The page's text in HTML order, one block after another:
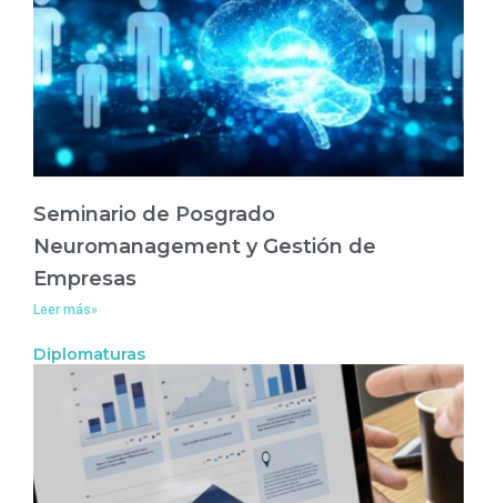
Seminario de Posgrado
Neuromanagement y Gestión de
Empresas
Leer más»
Diplomaturas